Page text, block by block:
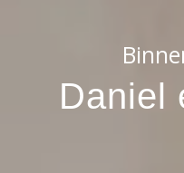
Daniel